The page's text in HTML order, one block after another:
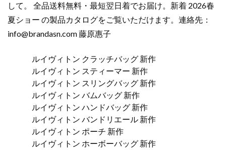
して。 全品送料無料・最短翌日着でお届け。新着 2026春
夏ショー の製品カタログをご覧いただけます。連絡先：
info@brandasn.com藤原惠子
ルイヴィトン クラッチバッグ 新作
ルイヴィトン スティーマー 新作
ルイヴィトン スリングバッグ 新作
ルイヴィトン バムバッグ 新作
ルイヴィトン ハンドバッグ 新作
ルイヴィトン バンドリエール 新作
ルイヴィトン ポーチ 新作
ルイヴィトン ホーボーバッグ 新作